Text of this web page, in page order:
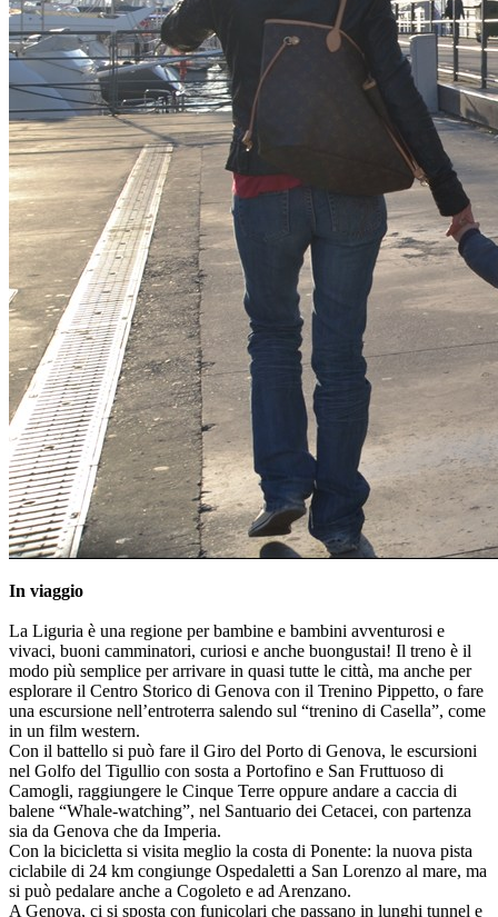
In viaggio
La Liguria è una regione per bambine e bambini avventurosi e
vivaci, buoni camminatori, curiosi e anche buongustai! Il treno è il
modo più semplice per arrivare in quasi tutte le città, ma anche per
esplorare il Centro Storico di Genova con il Trenino Pippetto, o fare
una escursione nell’entroterra salendo sul “trenino di Casella”, come
in un film western.
Con il battello si può fare il Giro del Porto di Genova, le escursioni
nel Golfo del Tigullio con sosta a Portofino e San Fruttuoso di
Camogli, raggiungere le Cinque Terre oppure andare a caccia di
balene “Whale-watching”, nel Santuario dei Cetacei, con partenza
sia da Genova che da Imperia.
Con la bicicletta si visita meglio la costa di Ponente: la nuova pista
ciclabile di 24 km congiunge Ospedaletti a San Lorenzo al mare, ma
si può pedalare anche a Cogoleto e ad Arenzano.
A Genova, ci si sposta con funicolari che passano in lunghi tunnel e